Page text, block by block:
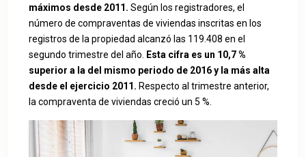
máximos desde 2011. Según los registradores, el
número de compraventas de viviendas inscritas en los
registros de la propiedad alcanzó las 119.408 en el
segundo trimestre del año.
Esta cifra es un 10,7 %
superior a la del mismo periodo de 2016 y la más alta
desde el ejercicio 2011. Respecto al trimestre anterior,
la compraventa de viviendas creció un 5 %.